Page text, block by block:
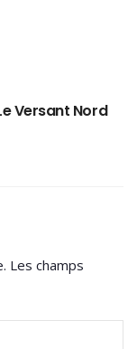
Versant Nord
Les champs